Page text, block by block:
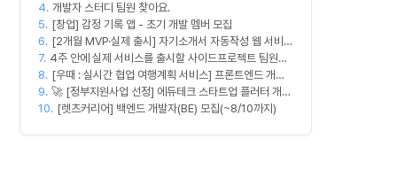
스 MVP 개발
4. 개발자 스터디 팀원 찾아요.
5. [창업] 감정 기록 앱 - 초기 개발 멤버 모집
6. [2개월 MVP·실제 출시] 자기소개서 자동작성 웹 서비스
디자이너·프론트엔드·백엔드·AI 엔지니어 모집
7. 4주 안에 실제 서비스를 출시할 사이드프로젝트 팀원을
모집합니다
8. [우때 : 실시간 협업 여행계획 서비스] 프론트엔드 개발
자 팀원을 모집합니다
9. 🚀 [정부지원사업 선정] 에듀테크 스타트업 플러터 개발
자를 모십니다!
10. [렛츠커리어] 백엔드 개발자(BE) 모집(~8/10까지)